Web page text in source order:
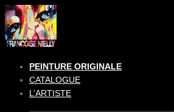
Aller
au
contenu
PEINTURE ORIGINALE
CATALOGUE
L’ARTISTE